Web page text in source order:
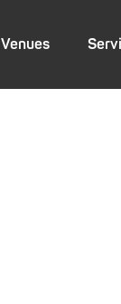
Venues